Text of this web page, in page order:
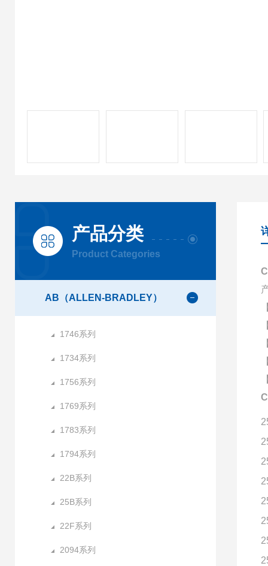
产品分类
Product Categories
AB（ALLEN-BRADLEY）
1746系列
1734系列
1756系列
1769系列
1783系列
1794系列
22B系列
25B系列
22F系列
2094系列